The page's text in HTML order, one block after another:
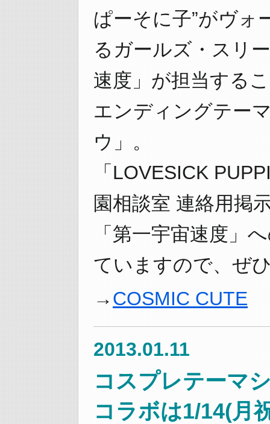
ぱーそに子”がヴォ
るガールズ・スリ
速度」が担当する
エンディングテー
ウ」。
「LOVESICK
園相談室 連絡用掲
「第一宇宙速度」
ていますので、ぜ
COSMIC CUTE
2013.01.11
コスプレテーマ
コラボは1/14(